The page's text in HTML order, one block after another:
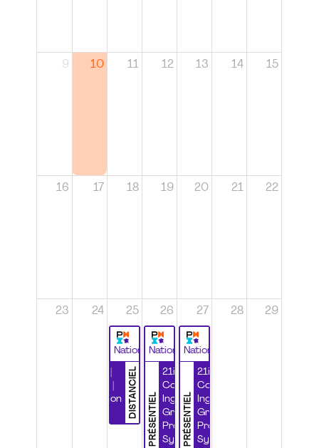
9 10 11 12 13 14 15
16 17 18 19 20 21 22
23 24 25
National
DISTANCIEL
Certification
26
National
PRÉSENTIEL
21ième
Congrès
Ingénierie
Grands
Projets et
Systèmes
27
National
PRÉSENTIEL
21ième
Congrès
Ingénierie
Grands
Projets et
Systèmes
28 29